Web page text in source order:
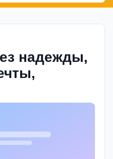
надежды,